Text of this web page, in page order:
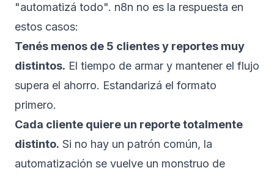
"automatizá todo". n8n no es la respuesta en
estos casos:
Tenés menos de 5 clientes y reportes muy
distintos. El tiempo de armar y mantener el flujo
supera el ahorro. Estandarizá el formato
primero.
Cada cliente quiere un reporte totalmente
distinto. Si no hay un patrón común, la
automatización se vuelve un monstruo de